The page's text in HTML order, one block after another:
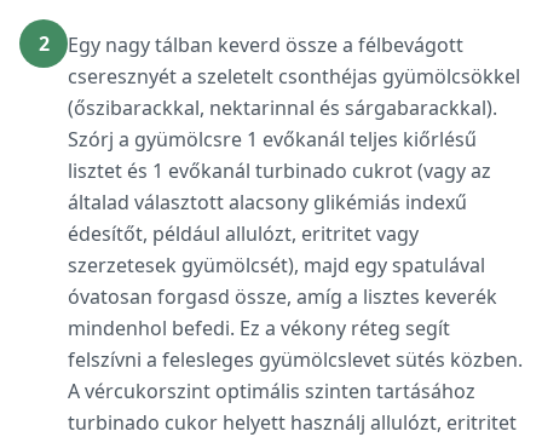
2
Egy nagy tálban keverd össze a félbevágott
cseresznyét a szeletelt csonthéjas gyümölcsökkel
(őszibarackkal, nektarinnal és sárgabarackkal).
Szórj a gyümölcsre 1 evőkanál teljes kiőrlésű
lisztet és 1 evőkanál turbinado cukrot (vagy az
általad választott alacsony glikémiás indexű
édesítőt, például allulózt, eritritet vagy
szerzetesek gyümölcsét), majd egy spatulával
óvatosan forgasd össze, amíg a lisztes keverék
mindenhol befedi. Ez a vékony réteg segít
felszívni a felesleges gyümölcslevet sütés közben.
A vércukorszint optimális szinten tartásához
turbinado cukor helyett használj allulózt, eritritet